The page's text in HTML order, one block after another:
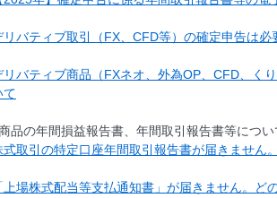
リバティブ取引（FX、CFD等）の確定申告は必
リバティブ商品（FXネオ、外為OP、CFD、く
て
品の年間損益報告書、年間取引報告書等につい
式取引の特定口座年間取引報告書が届きません
上場株式配当等支払通知書」が届きません。ど